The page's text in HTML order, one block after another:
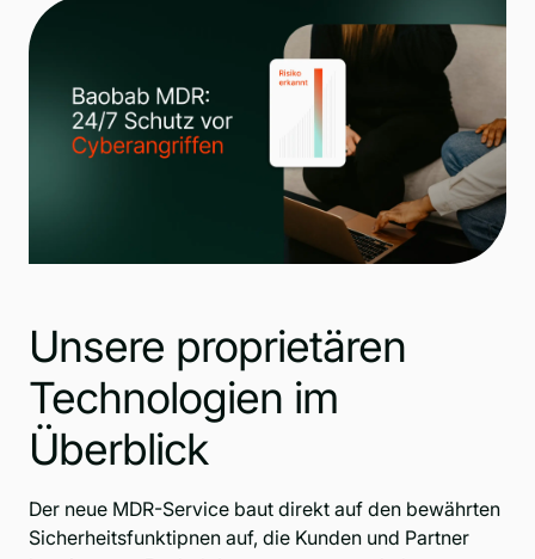
Unsere proprietären
Technologien im
Überblick
Der neue MDR-Service baut direkt auf den bewährten
Sicherheitsfunktipnen auf, die Kunden und Partner